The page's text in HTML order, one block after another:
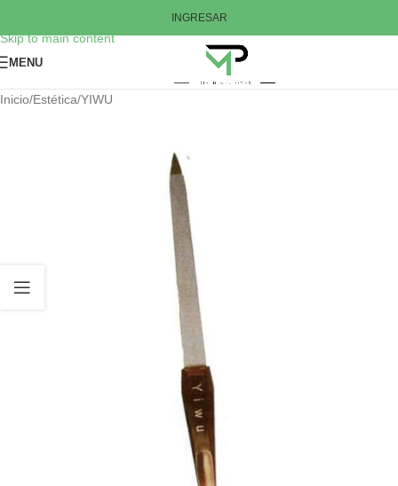
Skip to main content
INGRESAR
MENU
Inicio/Estética/YIWU